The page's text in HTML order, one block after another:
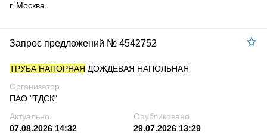
г. Москва
Запрос предложений № 4542752
ТРУБА НАПОРНАЯ ДОЖДЕВАЯ НАПОЛЬНАЯ
Организатор
ПАО "ТДСК"
Актуально
07.08.2026 14:32
Опубликовано
29.07.2026 13:29